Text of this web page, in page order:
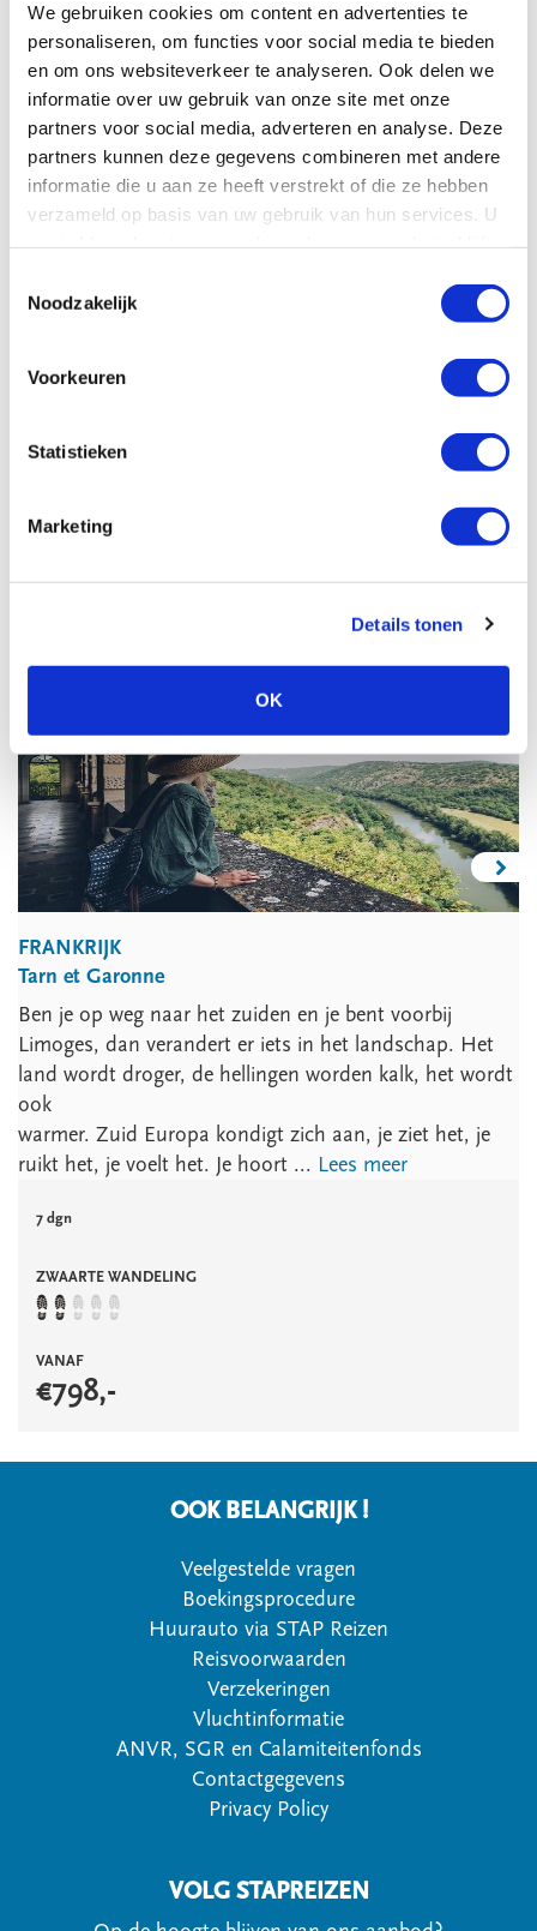
We gebruiken cookies om content en advertenties te
personaliseren, om functies voor social media te bieden
en om ons websiteverkeer te analyseren. Ook delen we
informatie over uw gebruik van onze site met onze
partners voor social media, adverteren en analyse. Deze
partners kunnen deze gegevens combineren met andere
informatie die u aan ze heeft verstrekt of die ze hebben
verzameld op basis van uw gebruik van hun services. U
Noodzakelijk
Voorkeuren
Statistieken
Marketing
Details tonen
OK
streek zijn het Melon de Quercy, Canard Mullard, Truffe
de Quercy, Cassoulet Montalbanais, Dessert Cajasse
Quercynoise. Schuif maar aan ... hier ervaar je Frankrijk
op z’n best.
FRANKRIJK
Tarn et Garonne
Ben je op weg naar het zuiden en je bent voorbij
Limoges, dan verandert er iets in het landschap. Het
land wordt droger, de hellingen worden kalk, het wordt
ook
warmer. Zuid Europa kondigt zich aan, je ziet het, je
ruikt het, je voelt het. Je hoort ... Lees meer
7 dgn
ZWAARTE WANDELING
VANAF
€798,-
OOK BELANGRIJK !
Veelgestelde vragen
Boekingsprocedure
Huurauto via STAP Reizen
Reisvoorwaarden
Verzekeringen
Vluchtinformatie
ANVR, SGR en Calamiteitenfonds
Contactgegevens
Privacy Policy
VOLG STAPREIZEN